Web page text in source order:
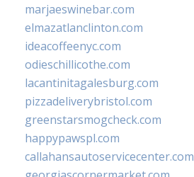
marjaeswinebar.com
elmazatlanclinton.com
ideacoffeenyc.com
odieschillicothe.com
lacantinitagalesburg.com
pizzadeliverybristol.com
greenstarsmogcheck.com
happypawspl.com
callahansautoservicecenter.com